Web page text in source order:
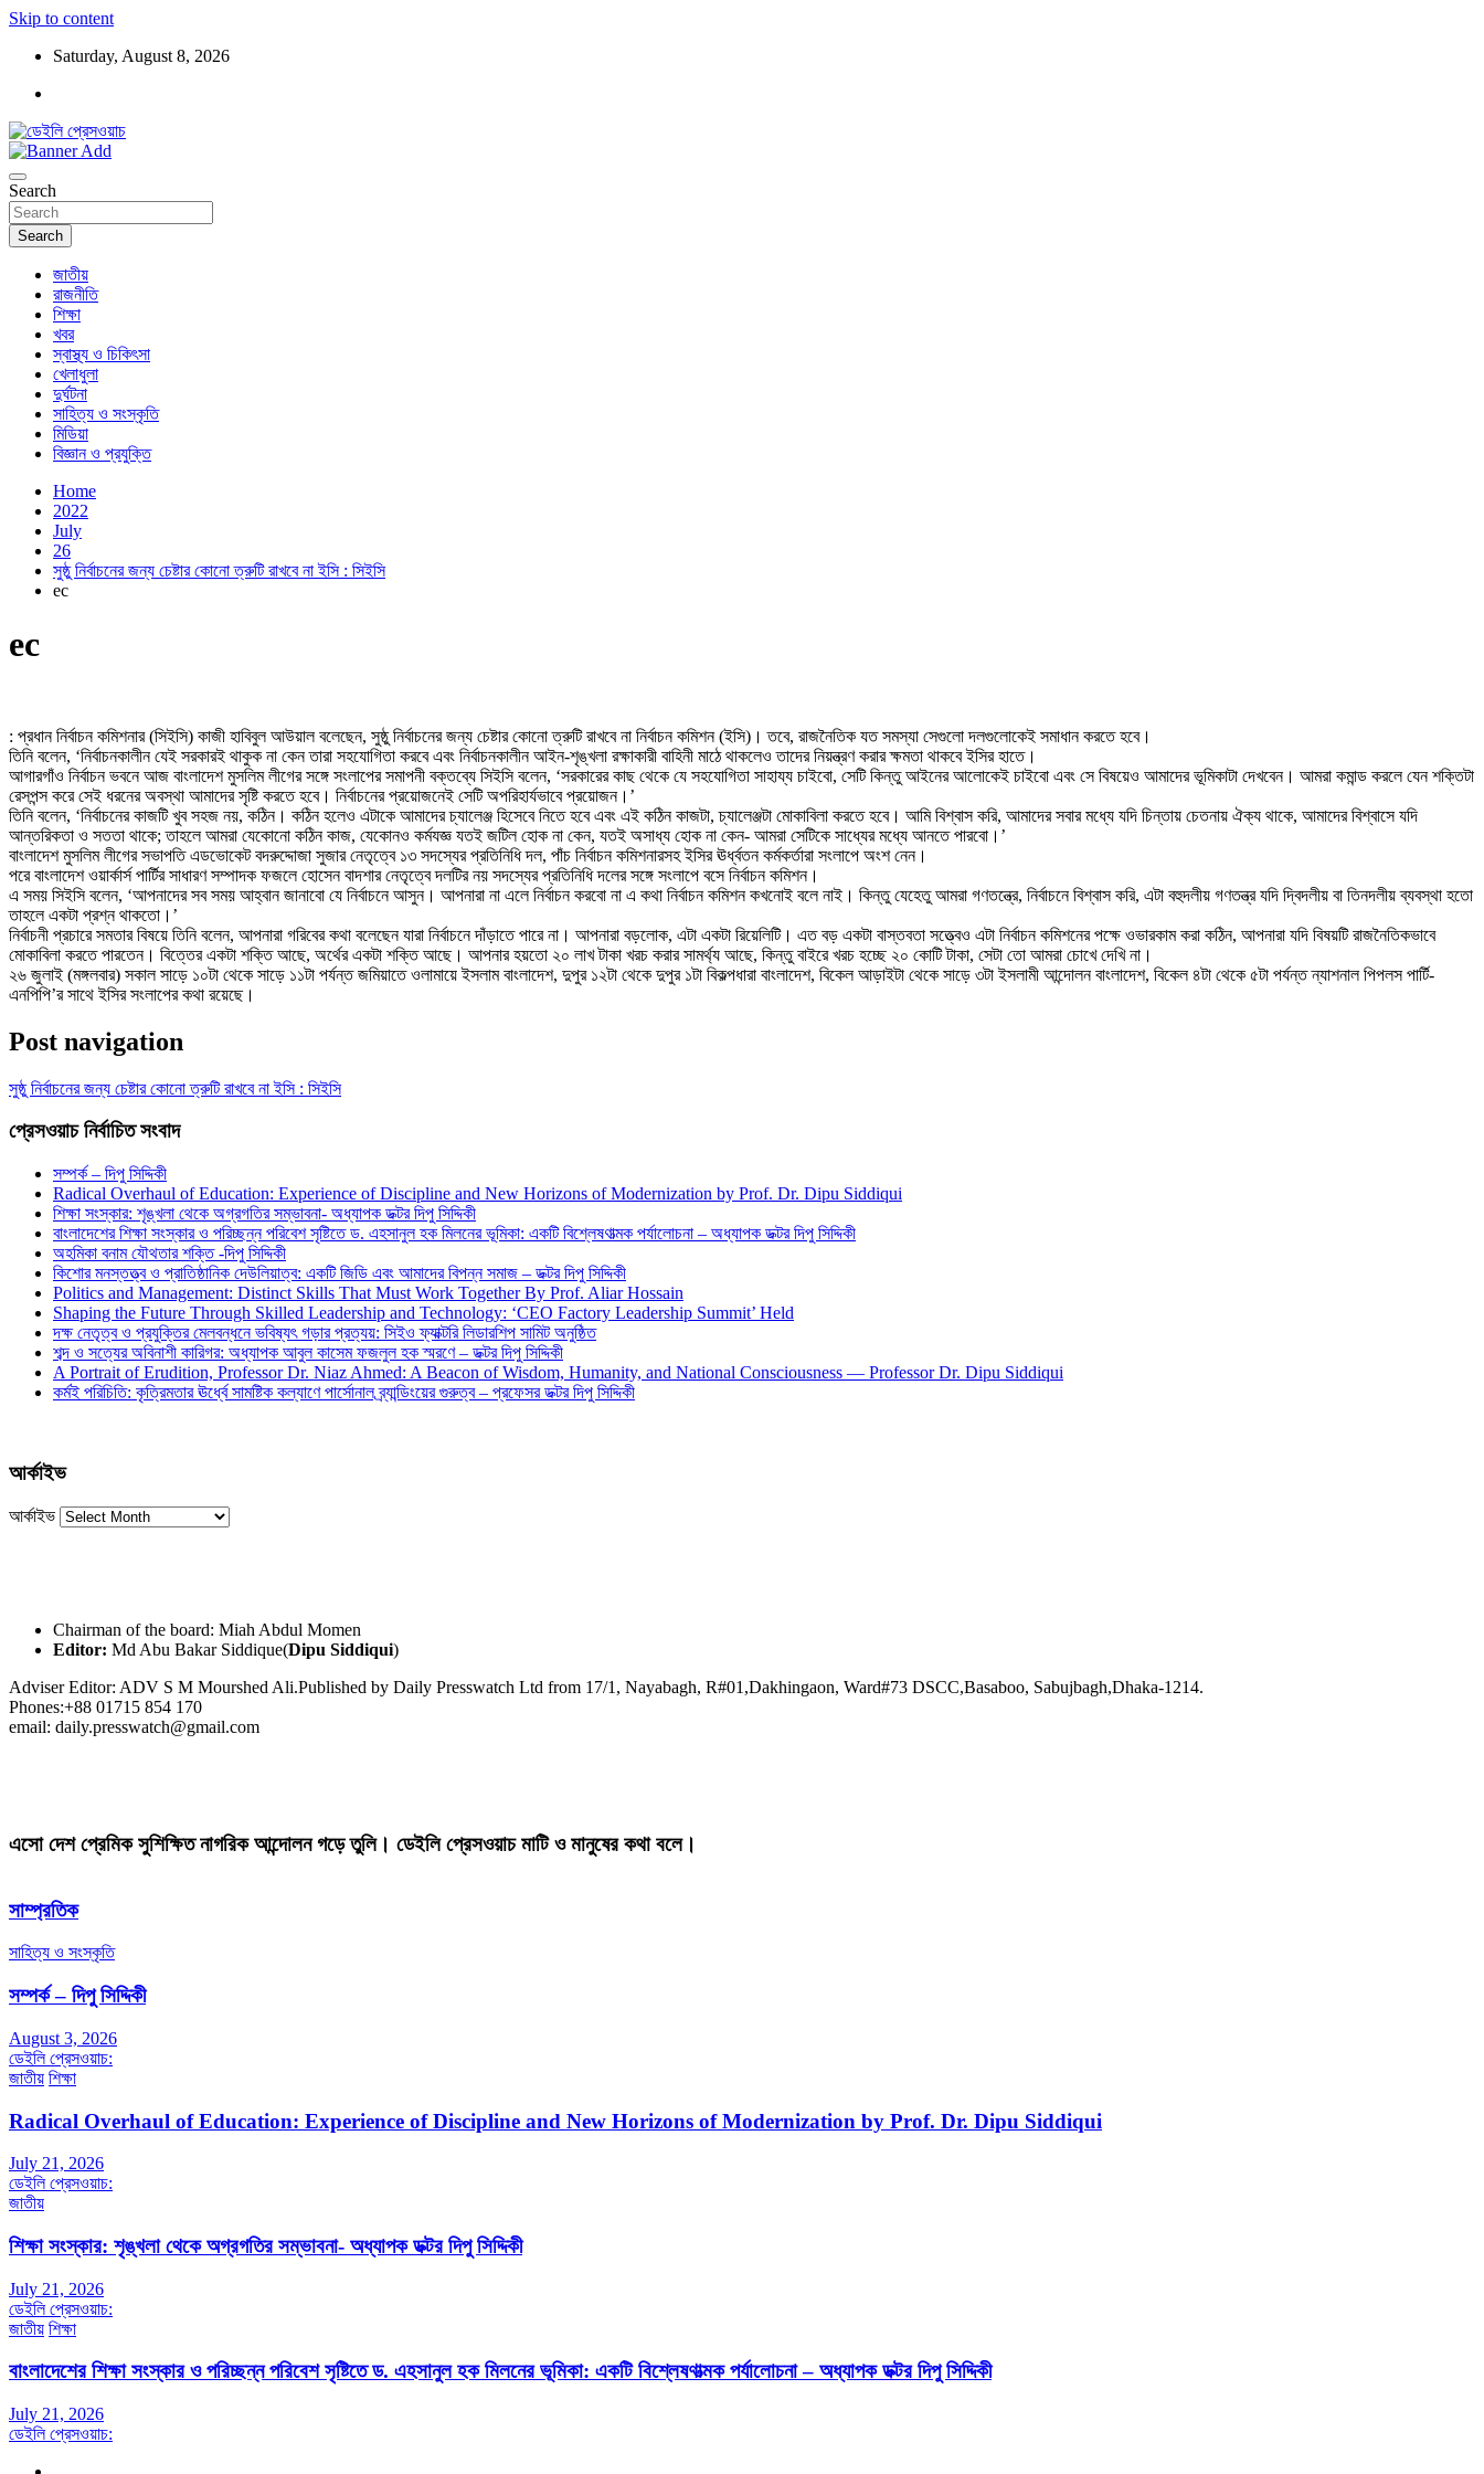
Skip to content
Saturday, August 8, 2026
ডেইলি প্রেসওয়াচ
Search
Search
জাতীয়
রাজনীতি
শিক্ষা
খবর
স্বাস্থ্য ও চিকিৎসা
খেলাধুলা
দুর্ঘটনা
সাহিত্য ও সংস্কৃতি
মিডিয়া
বিজ্ঞান ও প্রযুক্তি
Home
2022
July
26
সুষ্ঠু নির্বাচনের জন্য চেষ্টার কোনো ত্রুটি রাখবে না ইসি : সিইসি
ec
ec
: প্রধান নির্বাচন কমিশনার (সিইসি) কাজী হাবিবুল আউয়াল বলেছেন, সুষ্ঠু নির্বাচনের জন্য চেষ্টার কোনো ত্রুটি রাখবে না নির্বাচন কমিশন (ইসি)। তবে, রাজনৈতিক যত সমস্যা সেগুলো দলগুলোকেই সমাধান করতে হবে।
তিনি বলেন, ‘নির্বাচনকালীন যেই সরকারই থাকুক না কেন তারা সহযোগিতা করবে এবং নির্বাচনকালীন আইন-শৃঙ্খলা রক্ষাকারী বাহিনী মাঠে থাকলেও তাদের নিয়ন্ত্রণ করার ক্ষমতা থাকবে ইসির হাতে।
আগারগাঁও নির্বাচন ভবনে আজ বাংলাদেশ মুসলিম লীগের সঙ্গে সংলাপের সমাপনী বক্তব্যে সিইসি বলেন, ‘সরকারের কাছ থেকে যে সহযোগিতা সাহায্য চাইবো, সেটি কিন্তু আইনের আলোকেই চাইবো এবং সে বিষয়েও আমাদের ভূমিকাটা দেখবেন। আমরা কমান্ড করলে যেন শক্তিটা
রেসপন্স করে সেই ধরনের অবস্থা আমাদের সৃষ্টি করতে হবে। নির্বাচনের প্রয়োজনেই সেটি অপরিহার্যভাবে প্রয়োজন।’
তিনি বলেন, ‘নির্বাচনের কাজটি খুব সহজ নয়, কঠিন। কঠিন হলেও এটাকে আমাদের চ্যালেঞ্জ হিসেবে নিতে হবে এবং এই কঠিন কাজটা, চ্যালেঞ্জটা মোকাবিলা করতে হবে। আমি বিশ্বাস করি, আমাদের সবার মধ্যে যদি চিন্তায় চেতনায় ঐক্য থাকে, আমাদের বিশ্বাসে যদি
আন্তরিকতা ও সততা থাকে; তাহলে আমরা যেকোনো কঠিন কাজ, যেকোনও কর্মযজ্ঞ যতই জটিল হোক না কেন, যতই অসাধ্য হোক না কেন- আমরা সেটিকে সাধ্যের মধ্যে আনতে পারবো।’
বাংলাদেশ মুসলিম লীগের সভাপতি এডভোকেট বদরুদ্দোজা সুজার নেতৃত্বে ১৩ সদস্যের প্রতিনিধি দল, পাঁচ নির্বাচন কমিশনারসহ ইসির ঊর্ধ্বতন কর্মকর্তারা সংলাপে অংশ নেন।
পরে বাংলাদেশ ওয়ার্কার্স পার্টির সাধারণ সম্পাদক ফজলে হোসেন বাদশার নেতৃত্বে দলটির নয় সদস্যের প্রতিনিধি দলের সঙ্গে সংলাপে বসে নির্বাচন কমিশন।
এ সময় সিইসি বলেন, ‘আপনাদের সব সময় আহ্বান জানাবো যে নির্বাচনে আসুন। আপনারা না এলে নির্বাচন করবো না এ কথা নির্বাচন কমিশন কখনোই বলে নাই। কিন্তু যেহেতু আমরা গণতন্ত্রে, নির্বাচনে বিশ্বাস করি, এটা বহুদলীয় গণতন্ত্র যদি দ্বিদলীয় বা তিনদলীয় ব্যবস্থা হতো
তাহলে একটা প্রশ্ন থাকতো।’
নির্বাচনী প্রচারে সমতার বিষয়ে তিনি বলেন, আপনারা গরিবের কথা বলেছেন যারা নির্বাচনে দাঁড়াতে পারে না। আপনারা বড়লোক, এটা একটা রিয়েলিটি। এত বড় একটা বাস্তবতা সত্ত্বেও এটা নির্বাচন কমিশনের পক্ষে ওভারকাম করা কঠিন, আপনারা যদি বিষয়টি রাজনৈতিকভাবে
মোকাবিলা করতে পারতেন। বিত্তের একটা শক্তি আছে, অর্থের একটা শক্তি আছে। আপনার হয়তো ২০ লাখ টাকা খরচ করার সামর্থ্য আছে, কিন্তু বাইরে খরচ হচ্ছে ২০ কোটি টাকা, সেটা তো আমরা চোখে দেখি না।
২৬ জুলাই (মঙ্গলবার) সকাল সাড়ে ১০টা থেকে সাড়ে ১১টা পর্যন্ত জমিয়াতে ওলামায়ে ইসলাম বাংলাদেশ, দুপুর ১২টা থেকে দুপুর ১টা বিকল্পধারা বাংলাদেশ, বিকেল আড়াইটা থেকে সাড়ে ৩টা ইসলামী আন্দোলন বাংলাদেশ, বিকেল ৪টা থেকে ৫টা পর্যন্ত ন্যাশনাল পিপলস পার্টি-
এনপিপি’র সাথে ইসির সংলাপের কথা রয়েছে।
Post navigation
সুষ্ঠু নির্বাচনের জন্য চেষ্টার কোনো ত্রুটি রাখবে না ইসি : সিইসি
প্রেসওয়াচ নির্বাচিত সংবাদ
সম্পর্ক – দিপু সিদ্দিকী
Radical Overhaul of Education: Experience of Discipline and New Horizons of Modernization by Prof. Dr. Dipu Siddiqui
শিক্ষা সংস্কার: শৃঙ্খলা থেকে অগ্রগতির সম্ভাবনা- অধ্যাপক ডক্টর দিপু সিদ্দিকী
বাংলাদেশের শিক্ষা সংস্কার ও পরিচ্ছন্ন পরিবেশ সৃষ্টিতে ড. এহসানুল হক মিলনের ভূমিকা: একটি বিশ্লেষণাত্মক পর্যালোচনা – অধ্যাপক ডক্টর দিপু সিদ্দিকী
অহমিকা বনাম যৌথতার শক্তি -দিপু সিদ্দিকী
কিশোর মনস্তত্ত্ব ও প্রাতিষ্ঠানিক দেউলিয়াত্ব: একটি জিডি এবং আমাদের বিপন্ন সমাজ – ডক্টর দিপু সিদ্দিকী
Politics and Management: Distinct Skills That Must Work Together By Prof. Aliar Hossain
Shaping the Future Through Skilled Leadership and Technology: ‘CEO Factory Leadership Summit’ Held
দক্ষ নেতৃত্ব ও প্রযুক্তির মেলবন্ধনে ভবিষ্যৎ গড়ার প্রত্যয়: সিইও ফ্যাক্টরি লিডারশিপ সামিট অনুষ্ঠিত
শব্দ ও সত্যের অবিনাশী কারিগর: অধ্যাপক আবুল কাসেম ফজলুল হক স্মরণে – ডক্টর দিপু সিদ্দিকী
A Portrait of Erudition, Professor Dr. Niaz Ahmed: A Beacon of Wisdom, Humanity, and National Consciousness — Professor Dr. Dipu Siddiqui
কর্মই পরিচিতি: কৃত্রিমতার ঊর্ধ্বে সামষ্টিক কল্যাণে পার্সোনাল ব্র্যান্ডিংয়ের গুরুত্ব – প্রফেসর ডক্টর দিপু সিদ্দিকী
আর্কাইভ
আর্কাইভ
Chairman of the board: Miah Abdul Momen
Editor: Md Abu Bakar Siddique(Dipu Siddiqui)
Adviser Editor: ADV S M Mourshed Ali.Published by Daily Presswatch Ltd from 17/1, Nayabagh, R#01,Dakhingaon, Ward#73 DSCC,Basaboo, Sabujbagh,Dhaka-1214.
Phones:+88 01715 854 170
email: daily.presswatch@gmail.com
এসো দেশ প্রেমিক সুশিক্ষিত নাগরিক আন্দোলন গড়ে তুলি। ডেইলি প্রেসওয়াচ মাটি ও মানুষের কথা বলে।
সাম্প্রতিক
সাহিত্য ও সংস্কৃতি
সম্পর্ক – দিপু সিদ্দিকী
August 3, 2026
ডেইলি প্রেসওয়াচ:
জাতীয় শিক্ষা
Radical Overhaul of Education: Experience of Discipline and New Horizons of Modernization by Prof. Dr. Dipu Siddiqui
July 21, 2026
ডেইলি প্রেসওয়াচ:
জাতীয়
শিক্ষা সংস্কার: শৃঙ্খলা থেকে অগ্রগতির সম্ভাবনা- অধ্যাপক ডক্টর দিপু সিদ্দিকী
July 21, 2026
ডেইলি প্রেসওয়াচ:
জাতীয় শিক্ষা
বাংলাদেশের শিক্ষা সংস্কার ও পরিচ্ছন্ন পরিবেশ সৃষ্টিতে ড. এহসানুল হক মিলনের ভূমিকা: একটি বিশ্লেষণাত্মক পর্যালোচনা – অধ্যাপক ডক্টর দিপু সিদ্দিকী
July 21, 2026
ডেইলি প্রেসওয়াচ: